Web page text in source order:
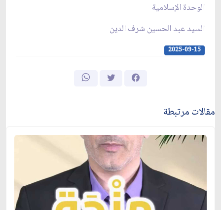
الوحدة الإسلامية
السيد عبد الحسين شرف الدين
2025-09-15
مقالات مرتبطة